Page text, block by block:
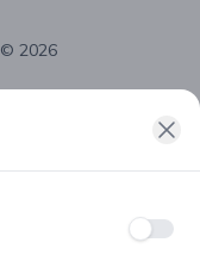
© 2026